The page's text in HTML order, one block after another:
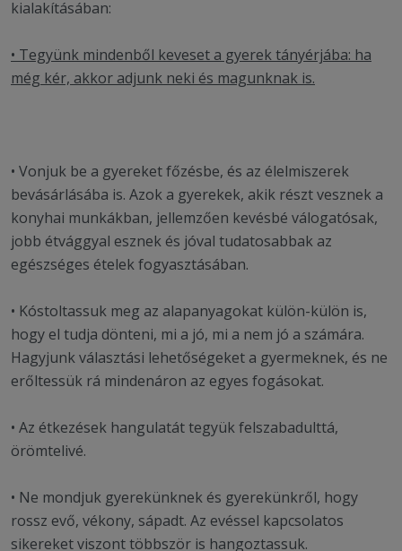
kialakításában:
• Tegyünk mindenből keveset a gyerek tányérjába: ha
még kér, akkor adjunk neki és magunknak is.
• Vonjuk be a gyereket főzésbe, és az élelmiszerek
bevásárlásába is. Azok a gyerekek, akik részt vesznek a
konyhai munkákban, jellemzően kevésbé válogatósak,
jobb étvággyal esznek és jóval tudatosabbak az
egészséges ételek fogyasztásában.
• Kóstoltassuk meg az alapanyagokat külön-külön is,
hogy el tudja dönteni, mi a jó, mi a nem jó a számára.
Hagyjunk választási lehetőségeket a gyermeknek, és ne
erőltessük rá mindenáron az egyes fogásokat.
• Az étkezések hangulatát tegyük felszabadulttá,
örömtelivé.
• Ne mondjuk gyerekünknek és gyerekünkről, hogy
rossz evő, vékony, sápadt. Az evéssel kapcsolatos
sikereket viszont többször is hangoztassuk.